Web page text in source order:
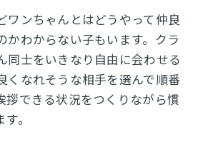
ワンちゃんとはどうやって仲良
かわからない子もいます。クラ
同士をいきなり自由に会わせる
くなれそうな相手を選んで順番
拶できる状況をつくりながら慣
。